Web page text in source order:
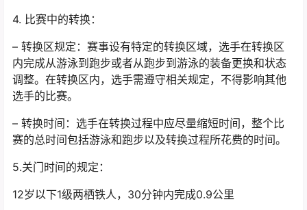
4. 比赛中的转换：
– 转换区规定：赛事设有特定的转换区域，选手在转换区
内完成从游泳到跑步或者从跑步到游泳的装备更换和状态
调整。在转换区内，选手需遵守相关规定，不得影响其他
选手的比赛。
– 转换时间：选手在转换过程中应尽量缩短时间，整个比
赛的总时间包括游泳和跑步以及转换过程所花费的时间。
5.关门时间的规定：
12岁以下1级两栖铁人，30分钟内完成0.9公里